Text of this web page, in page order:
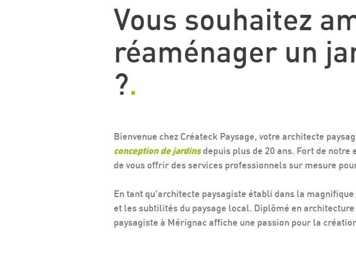
Vous souhaitez
réaménager un
?.
Bienvenue chez Créateck Paysage, votre architecte
conception de jardinsdepuis plus de 20 ans. Fort de
de vous offrir des services professionnels sur mesure
En tant qu'architecte paysagiste établi dans la
et les subtilités du paysage local. Diplômé en
paysagiste à Mérignac affiche une passion pour la